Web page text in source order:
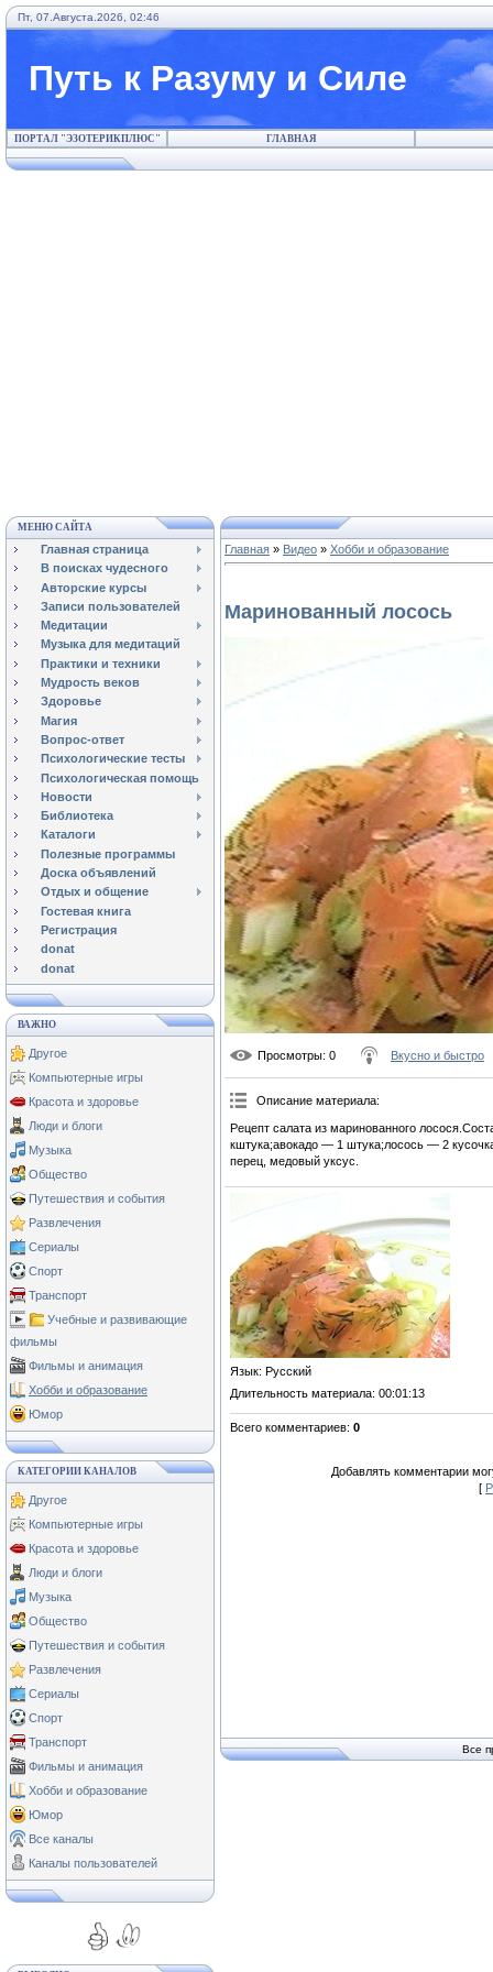
Пт, 07.Августа.2026, 02:46
Путь к Разуму и Силе
ПОРТАЛ "ЭЗОТЕРИКПЛЮС" ГЛАВНАЯ
МЕНЮ САЙТА
Главная страница
В поисках чудесного
Авторские курсы
Записи пользователей
Медитации
Музыка для медитаций
Практики и техники
Мудрость веков
Здоровье
Магия
Вопрос-ответ
Психологические тесты
Психологическая помощь
Новости
Библиотека
Каталоги
Полезные программы
Доска объявлений
Отдых и общение
Гостевая книга
Регистрация
donat
donat
ВАЖНО
Другое
Компьютерные игры
Красота и здоровье
Люди и блоги
Музыка
Общество
Путешествия и события
Развлечения
Сериалы
Спорт
Транспорт
Учебные и развивающие
фильмы
Фильмы и анимация
Хобби и образование
Юмор
КАТЕГОРИИ КАНАЛОВ
Другое
Компьютерные игры
Красота и здоровье
Люди и блоги
Музыка
Общество
Путешествия и события
Развлечения
Сериалы
Спорт
Транспорт
Фильмы и анимация
Хобби и образование
Юмор
Все каналы
Каналы пользователей
Главная » Видео » Хобби и образование
Маринованный лосось
Просмотры: 0 Вкусно и быстро
Описание материала:
Рецепт салата из маринованного
кштука;авокадо — 1 штука;лосось — 2
перец, медовый уксус.
Язык: Русский
Длительность материала: 00:01:13
Всего комментариев: 0
Добавлять комментарии
[
Все